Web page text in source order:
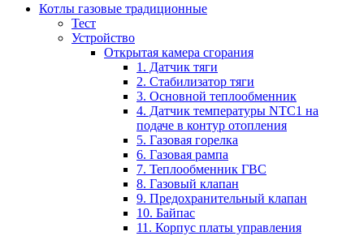
Котлы газовые традиционные
Тест
Устройство
Открытая камера сгорания
1. Датчик тяги
2. Стабилизатор тяги
3. Основной теплообменник
4. Датчик температуры NTC1 на
подаче в контур отопления
5. Газовая горелка
6. Газовая рампа
7. Теплообменник ГВС
8. Газовый клапан
9. Предохранительный клапан
10. Байпас
11. Корпус платы управления